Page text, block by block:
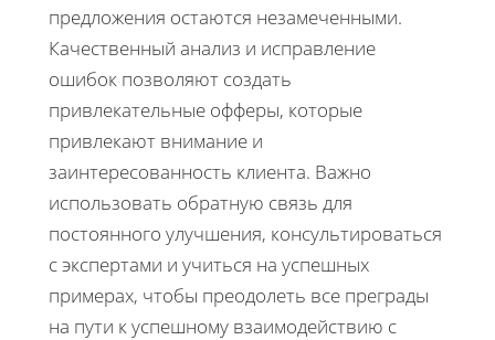
предложения остаются незамеченными.
Качественный анализ и исправление
ошибок позволяют создать
привлекательные офферы, которые
привлекают внимание и
заинтересованность клиента. Важно
использовать обратную связь для
постоянного улучшения, консультироваться
с экспертами и учиться на успешных
примерах, чтобы преодолеть все преграды
на пути к успешному взаимодействию с